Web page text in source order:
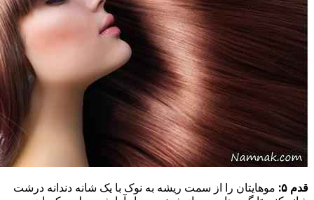
قدم ۵:
موهایتان را از سمت ریشه به نوک با یک شانه دندانه درشت